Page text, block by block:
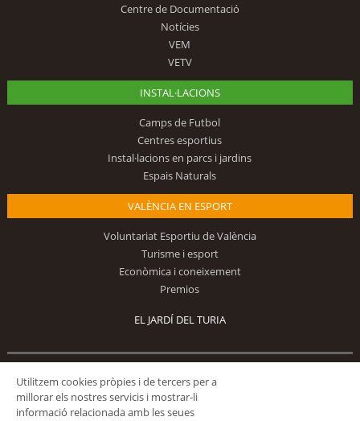
Centre de Documentació
Notícies
VEM
VETV
INSTAL·LACIONS
Camps de Futbol
Centres esportius
Instal·lacions en parcs i jardins
Espais Naturals
VALÈNCIA EN ESPORT
Voluntariat Esportiu de València
Turisme i esport
Econòmica i coneixement
Premios
EL JARDÍ DEL TURIA
Utilitzem cookies pròpies i de tercers per a
millorar els nostres servicis i mostrar-li
informació relacionada amb les seues